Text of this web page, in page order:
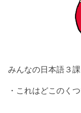
みんなの日本語３課
・これはどこのく